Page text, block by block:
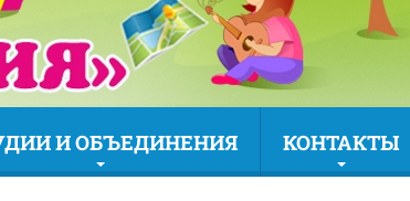
И ОБЪЕДИНЕНИЯ КОНТАКТЫ